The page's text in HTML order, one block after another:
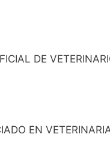
DE
EN